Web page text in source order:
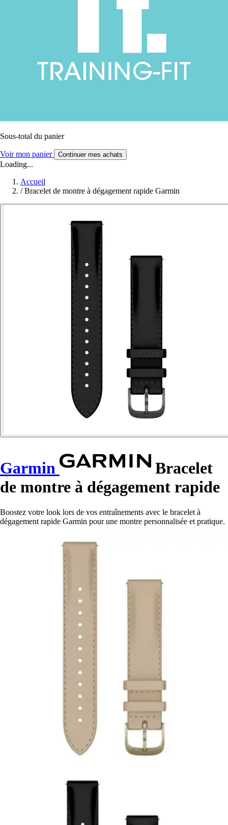
Sous-total du panier
Voir mon panier Continuer mes achats
Loading...
Accueil
/ Bracelet de montre à dégagement rapide Garmin
Garmin
Bracelet
de montre à dégagement rapide
Boostez votre look lors de vos entraînements avec le bracelet à
dégagement rapide Garmin pour une montre personnalisée et pratique.